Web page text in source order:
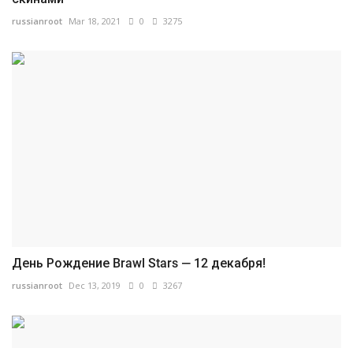
russianroot Mar 18, 2021 0 3275
День Рождение Brawl Stars — 12 декабря!
russianroot Dec 13, 2019 0 3267